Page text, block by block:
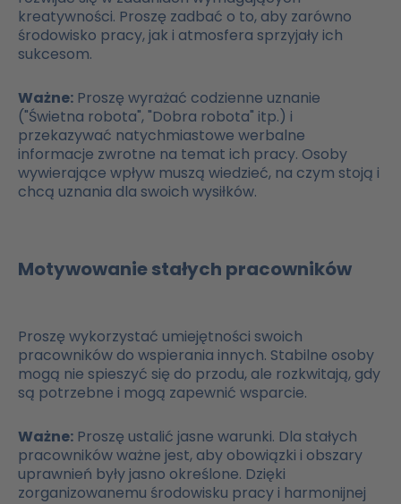
kreatywności. Proszę zadbać o to, aby zarówno
środowisko pracy, jak i atmosfera sprzyjały ich
sukcesom.
Ważne: Proszę wyrażać codzienne uznanie
("Świetna robota", "Dobra robota" itp.) i
przekazywać natychmiastowe werbalne
informacje zwrotne na temat ich pracy. Osoby
wywierające wpływ muszą wiedzieć, na czym stoją i
chcą uznania dla swoich wysiłków.
Motywowanie stałych pracowników
Proszę wykorzystać umiejętności swoich
pracowników do wspierania innych. Stabilne osoby
mogą nie spieszyć się do przodu, ale rozkwitają, gdy
są potrzebne i mogą zapewnić wsparcie.
Ważne: Proszę ustalić jasne warunki. Dla stałych
pracowników ważne jest, aby obowiązki i obszary
uprawnień były jasno określone. Dzięki
zorganizowanemu środowisku pracy i harmonijnej